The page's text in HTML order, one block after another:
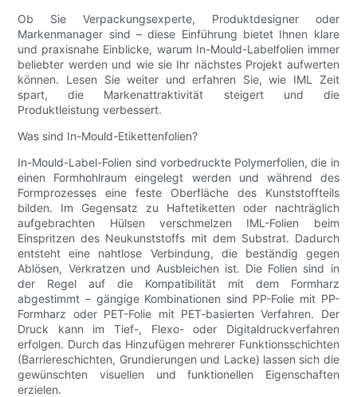
Ob Sie Verpackungsexperte, Produktdesigner oder
Markenmanager sind – diese Einführung bietet Ihnen klare
und praxisnahe Einblicke, warum In-Mould-Labelfolien immer
beliebter werden und wie sie Ihr nächstes Projekt aufwerten
können. Lesen Sie weiter und erfahren Sie, wie IML Zeit
spart, die Markenattraktivität steigert und die
Produktleistung verbessert.
Was sind In-Mould-Etikettenfolien?
In-Mould-Label-Folien sind vorbedruckte Polymerfolien, die in
einen Formhohlraum eingelegt werden und während des
Formprozesses eine feste Oberfläche des Kunststoffteils
bilden. Im Gegensatz zu Haftetiketten oder nachträglich
aufgebrachten Hülsen verschmelzen IML-Folien beim
Einspritzen des Neukunststoffs mit dem Substrat. Dadurch
entsteht eine nahtlose Verbindung, die beständig gegen
Ablösen, Verkratzen und Ausbleichen ist. Die Folien sind in
der Regel auf die Kompatibilität mit dem Formharz
abgestimmt – gängige Kombinationen sind PP-Folie mit PP-
Formharz oder PET-Folie mit PET-basierten Verfahren. Der
Druck kann im Tief-, Flexo- oder Digitaldruckverfahren
erfolgen. Durch das Hinzufügen mehrerer Funktionsschichten
(Barriereschichten, Grundierungen und Lacke) lassen sich die
gewünschten visuellen und funktionellen Eigenschaften
erzielen.